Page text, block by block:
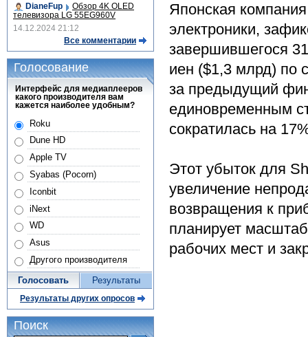
Японская
электроники,
завершившегося
иен ($1,3 млрд) по
за предыдущий
единовременным
сократилась на
Этот убыток для
увеличение
возвращения к
планирует
рабочих мест и
DianeFup
Обзор 4K OLED
телевизора LG 55EG960V
14.12.2024 21:12
Все комментарии
Голосование
Интерфейс для медиаплееров
какого производителя вам
кажется наиболее удобным?
Roku
Dune HD
Apple TV
Syabas (Pocorn)
Iconbit
iNext
WD
Asus
Другого производителя
Голосовать Результаты
Результаты других опросов
Поиск